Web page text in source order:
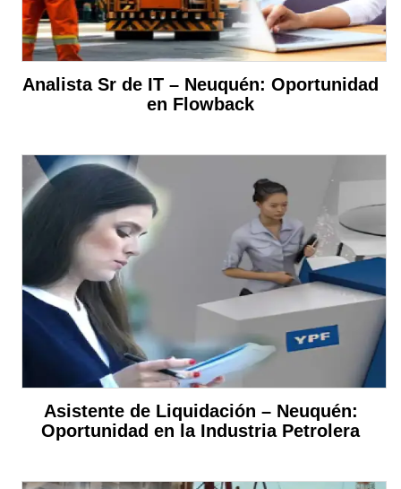
Analista Sr de IT – Neuquén: Oportunidad
en Flowback
Asistente de Liquidación – Neuquén:
Oportunidad en la Industria Petrolera